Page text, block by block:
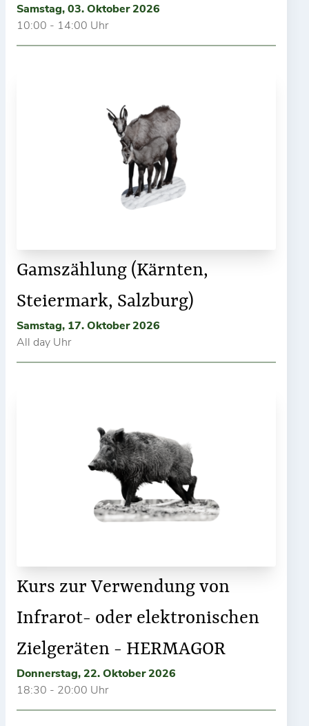
Samstag, 03. Oktober 2026
10:00 - 14:00 Uhr
Gamszählung (Kärnten,
Steiermark, Salzburg)
Samstag, 17. Oktober 2026
All day Uhr
Kurs zur Verwendung von
Infrarot- oder elektronischen
Zielgeräten - HERMAGOR
Donnerstag, 22. Oktober 2026
18:30 - 20:00 Uhr